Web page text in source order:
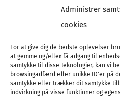
Administrer
cookies
For at give dig de bedste oplevelser
at gemme og/eller få adgang til
samtykke til disse teknologier, kan vi
browsingadfærd eller unikke ID'er på
samtykke eller trækker dit samtykke
indvirkning på visse funktioner og
Tel :89
E-post:
Nordic